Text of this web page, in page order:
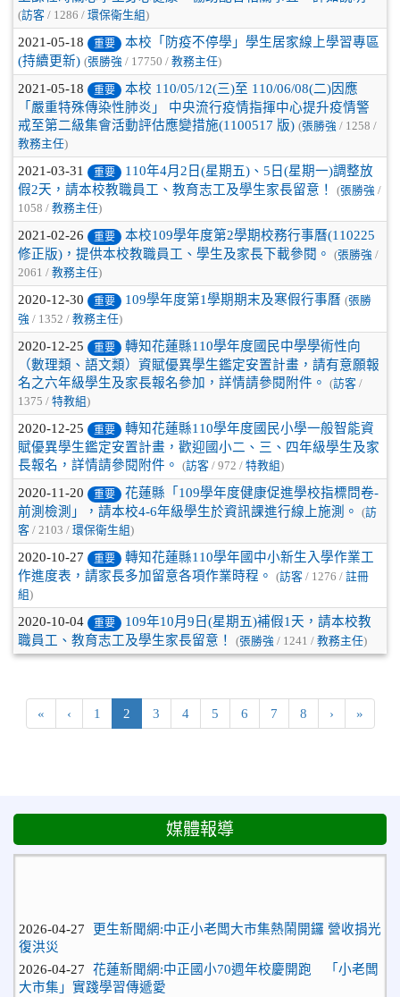
(訪客 / 1286 / 環保衛生組)
2021-05-18 重要
本校「防疫不停學」學生居家線上學習專區
(持續更新) (張勝強 / 17750 / 教務主任)
2021-05-18 重要
本校 110/05/12(三)至 110/06/08(二)因應
「嚴重特殊傳染性肺炎」 中央流行疫情指揮中心提升疫情警
戒至第二級集會活動評估應變措施(1100517 版) (張勝強 / 1258 /
教務主任)
2021-03-31 重要
110年4月2日(星期五)、5日(星期一)調整放
假2天，請本校教職員工、教育志工及學生家長留意！
(張勝強 /
1058 / 教務主任)
2021-02-26 重要
本校109學年度第2學期校務行事曆(110225
修正版)，提供本校教職員工、學生及家長下載參閱。
(張勝強 /
2061 / 教務主任)
2020-12-30 重要 109學年度第1學期期末及寒假行事曆 (張勝
強 / 1352 / 教務主任)
2020-12-25 重要
轉知花蓮縣110學年度國民中學學術性向
（數理類、語文類）資賦優異學生鑑定安置計畫，請有意願報
名之六年級學生及家長報名參加，詳情請參閱附件。
(訪客 /
1375 / 特教組)
2020-12-25 重要
轉知花蓮縣110學年度國民小學一般智能資
賦優異學生鑑定安置計畫，歡迎國小二、三、四年級學生及家
長報名，詳情請參閱附件。
(訪客 / 972 / 特教組)
2020-11-20 重要
花蓮縣「109學年度健康促進學校指標問卷-
前測檢測」，請本校4-6年級學生於資訊課進行線上施測。
(訪
客 / 2103 / 環保衛生組)
2020-10-27 重要
轉知花蓮縣110學年國中小新生入學作業工
作進度表，請家長多加留意各項作業時程。
(訪客 / 1276 / 註冊
組)
2020-10-04 重要
109年10月9日(星期五)補假1天，請本校教
職員工、教育志工及學生家長留意！
(張勝強 / 1241 / 教務主任)
«第一頁
‹上一頁
1 2(目前頁次)
3 4 5 6 7 8 ›下一頁
»最後
媒體報導
復洪災
2026-04-27
大市集」實踐學習傳遞愛